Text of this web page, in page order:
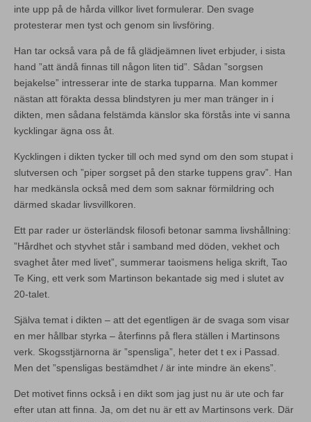
inte upp på de hårda villkor livet formulerar. Den svage
protesterar men tyst och genom sin livsföring.
Han tar också vara på de få glädjeämnen livet erbjuder, i sista
hand ”att ändå finnas till någon liten tid”. Sådan ”sorgsen
bejakelse” intresserar inte de starka tupparna. Man kommer
nästan att förakta dessa blindstyren ju mer man tränger in i
dikten, men sådana felstämda känslor ska förstås inte vi sanna
kycklingar ägna oss åt.
Kycklingen i dikten tycker till och med synd om den som stupat i
slutversen och ”piper sorgset på den starke tuppens grav”. Han
har medkänsla också med dem som saknar förmildring och
därmed skadar livsvillkoren.
Ett par rader ur österländsk filosofi betonar samma livshållning:
”Hårdhet och styvhet står i samband med döden, vekhet och
svaghet åter med livet”, summerar taoismens heliga skrift, Tao
Te King, ett verk som Martinson bekantade sig med i slutet av
20-talet.
Själva temat i dikten – att det egentligen är de svaga som visar
en mer hållbar styrka – återfinns på flera ställen i Martinsons
verk. Skogsstjärnorna är ”spensliga”, heter det t ex i Passad.
Men det ”spensligas bestämdhet / är inte mindre än ekens”.
Det motivet finns också i en dikt som jag just nu är ute och far
efter utan att finna. Ja, om det nu är ett av Martinsons verk. Där